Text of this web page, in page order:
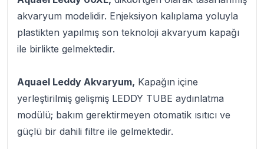
akvaryum modelidir. Enjeksiyon kalıplama yoluyla
plastikten yapılmış son teknoloji akvaryum kapağı
ile birlikte gelmektedir.
Aquael Leddy Akvaryum, Kapağın içine
yerleştirilmiş gelişmiş LEDDY TUBE aydınlatma
modülü; bakım gerektirmeyen otomatik ısıtıcı ve
güçlü bir dahili filtre ile gelmektedir.